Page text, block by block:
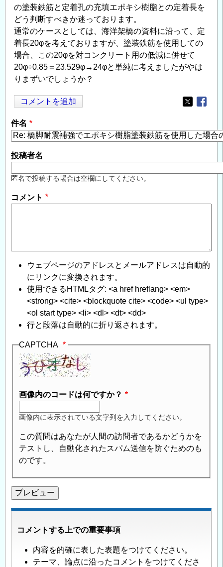
の塗装鉄筋と定着孔の充填エポキシ樹脂との定着長を
どう判断すべきか迷っております。
通常のケースとしては、海洋架橋の資料に沿って、定
着長20φを考えておりますが、塗装鉄筋を使用しての
場合、この20φを対コンクリート用の低減に併せて
20φ÷0.85＝23.529φ→24φと単純に考えましたがやは
りまずいでしょうか？
コメントを追加
Opens in
件名
投稿者名
匿名で投稿する場合は空欄にしてください。
コメント
ウェブページのアドレスとメールアドレスは自動的
にリンクに変換されます。
使用できるHTMLタグ: <a href hreflang> <em>
<strong> <cite> <blockquote cite> <code> <ul type>
<ol start type> <li> <dl> <dt> <dd>
行と段落は自動的に折り返されます。
CAPTCHA
画像内のコードは何ですか？
画像内に表示されている文字列を入力してください。
この質問はあなたが人間の訪問者であるかどうかを
テストし、自動化されたスパム送信を防ぐためのも
のです。
コメントする上での重要事項
内容を的確に表した表題をつけてください。
テーマ、論点に沿ったコメントをつけてくださ